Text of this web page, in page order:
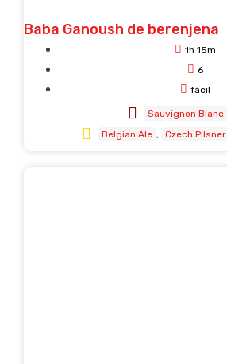
Baba Ganoush de berenjena
1h 15m
6
fácil
Sauvignon Blanc
Belgian Ale
Czech Pilsner